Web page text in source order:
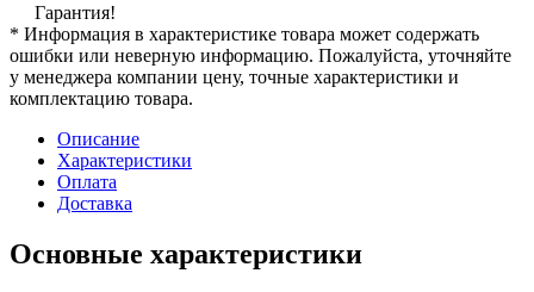
Гарантия!
* Информация в характеристике товара может содержать
ошибки или неверную информацию. Пожалуйста, уточняйте
у менеджера компании цену, точные характеристики и
комплектацию товара.
Описание
Характеристики
Оплата
Доставка
Основные характеристики